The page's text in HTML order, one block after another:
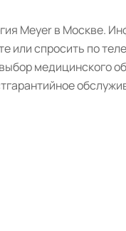
Meyer в Москве.
или спросить по
медицинского